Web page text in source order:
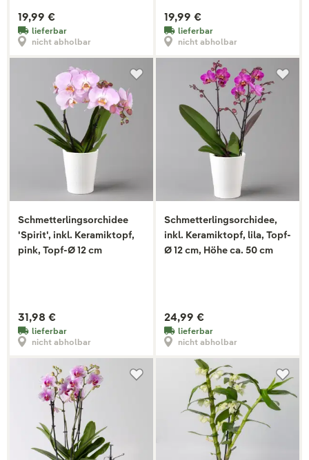
19,99 €
lieferbar
nicht abholbar
19,99 €
lieferbar
nicht abholbar
Schmetterlingsorchidee
'Spirit', inkl. Keramiktopf,
pink, Topf-Ø 12 cm
31,98 €
lieferbar
nicht abholbar
Schmetterlingsorchidee,
inkl. Keramiktopf, lila, Topf-
Ø 12 cm, Höhe ca. 50 cm
24,99 €
lieferbar
nicht abholbar